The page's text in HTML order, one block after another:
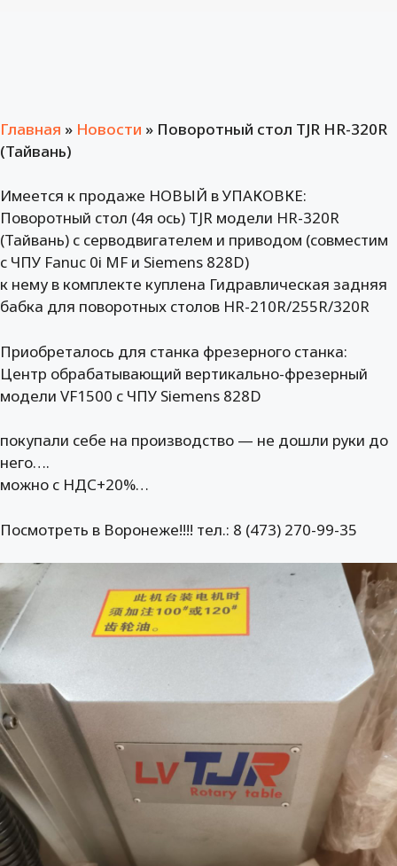
Главная » Новости » Поворотный стол TJR HR-320R
(Тайвань)
Имеется к продаже НОВЫЙ в УПАКОВКЕ:
Поворотный стол (4я ось) TJR модели HR-320R
(Тайвань) с серводвигателем и приводом (совместим
с ЧПУ Fanuc 0i MF и Siemens 828D)
к нему в комплекте куплена Гидравлическая задняя
бабка для поворотных столов HR-210R/255R/320R
Приобреталось для станка фрезерного станка:
Центр обрабатывающий вертикально-фрезерный
модели VF1500 с ЧПУ Siemens 828D
покупали себе на производство — не дошли руки до
него….
можно с НДС+20%…
Посмотреть в Воронеже!!!! тел.: 8 (473) 270-99-35